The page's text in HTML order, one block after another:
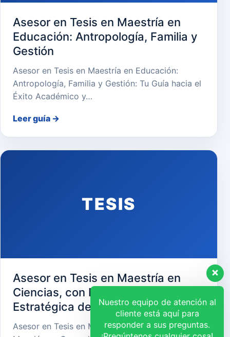
Asesor en Tesis en Maestría en
Educación: Antropología, Familia y
Gestión
Asesor en Tesis en Maestría en Educación:
Antropología, Familia y Gestión: Tu Guía hacia el
Éxito Académico y…
Leer guía →
TESIS
Asesor en Tesis en Maestría en
Ciencias, con Mención en Gerencia
Estratégica de Recursos Humanos
Asesor en Tesis en Maestría en Ciencias, con
Nuestro equipo de atención al
cliente está aquí para
responder a sus preguntas.